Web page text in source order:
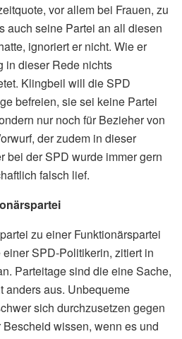
vor allem bei Frauen, zu
auch seine Partei an all diesen
ignoriert er nicht. Wie er
in dieser Rede nichts
Klingbeil will die SPD
befreien, sie sei keine Partei
nur noch für Bezieher von
der zudem in dieser
bei der SPD wurde immer gern
falsch lief.
zu einer Funktionärspartei
SPD-Politikerin, zitiert in
Parteitage sind die eine Sache,
anders aus. Unbequeme
sich durchzusetzen gegen
wissen, wenn es und